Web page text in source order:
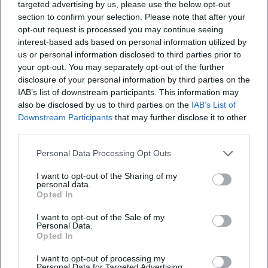
targeted advertising by us, please use the below opt-out
section to confirm your selection. Please note that after your
opt-out request is processed you may continue seeing
interest-based ads based on personal information utilized by
us or personal information disclosed to third parties prior to
your opt-out. You may separately opt-out of the further
disclosure of your personal information by third parties on the
IAB’s list of downstream participants. This information may
also be disclosed by us to third parties on the IAB’s List of
Downstream Participants that may further disclose it to other
Personal Data Processing Opt Outs
I want to opt-out of the Sharing of my
personal data.
Opted In
I want to opt-out of the Sale of my
Personal Data.
Opted In
I want to opt-out of processing my
Einfluss reicht über Kabarettbühnen hinaus in
Debattenräume und Medienproduktionen, ihre Bilder und
Phrasen zirkulieren – und schulen das Publikum im
Umgang mit Widersprüchen.
Auszeichnungen und Anerkennungen: Autorität aus
künstlerischer Konstanz
Die Reihe seiner Ehrungen dokumentiert die Kontinuität
seiner künstlerischen Entwicklung: Früh ausgezeichnet mit
wichtigen Kabarettpreisen, wurde Asül 2018 mit dem
Bayerischen Verdienstorden geehrt – ein klares Zeichen für
die gesellschaftliche Bedeutung seiner Arbeit. 2019 folgte
Kulturlandschaft des Freistaats gewürdigt wurde. 2021
erhielt er den Hauptpreis des Bayerischen Kabarettpreises;
Bayerischen Verfassungsorden aus – eine Würdigung, die
künstlerische Autorität und bürgerschaftliche Relevanz